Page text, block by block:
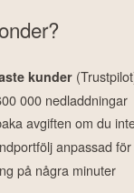
kunder
000 nedladdningar
avgiften om du
anpassad för
på några minuter